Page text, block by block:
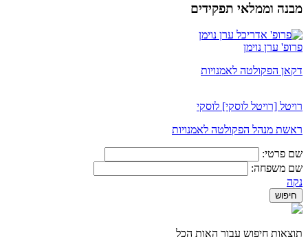
מבנה וממלאי תפקידים
פרופ' ערן נוימן
דקאן הפקולטה לאמנויות
רויטל [רויטל לוסקי] לוסקי
ראשת מנהל הפקולטה לאמנויות
שם פרטי:
שם משפחה:
נקה
תוצאות חיפוש עבור האות הכל